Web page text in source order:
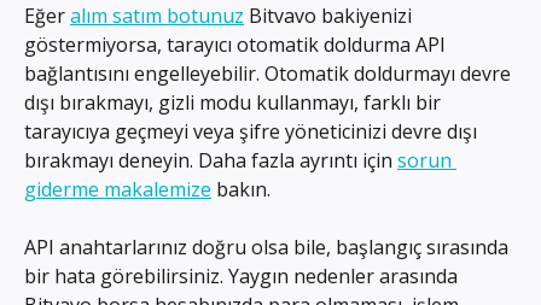
Eğer alım satım botunuz Bitvavo bakiyenizi
göstermiyorsa, tarayıcı otomatik doldurma API
bağlantısını engelleyebilir. Otomatik doldurmayı devre
dışı bırakmayı, gizli modu kullanmayı, farklı bir
tarayıcıya geçmeyi veya şifre yöneticinizi devre dışı
bırakmayı deneyin. Daha fazla ayrıntı için sorun
giderme makalemize bakın.
API anahtarlarınız doğru olsa bile, başlangıç sırasında
bir hata görebilirsiniz. Yaygın nedenler arasında